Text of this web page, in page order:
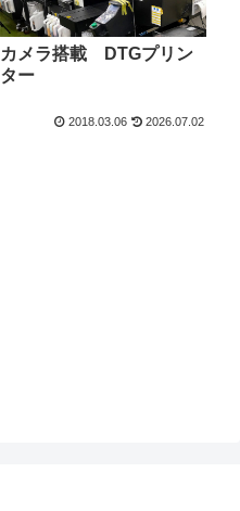
カメラ搭載 DTGプリン
ター
2018.03.06 2026.07.02